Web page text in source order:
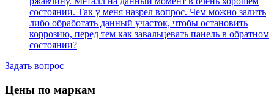
состоянии. Так у меня назрел вопрос. Чем можно залить
либо обработать данный участок, чтобы остановить
коррозию, перед тем как завальцевать панель в обратном
состоянии?
Задать вопрос
Цены по маркам